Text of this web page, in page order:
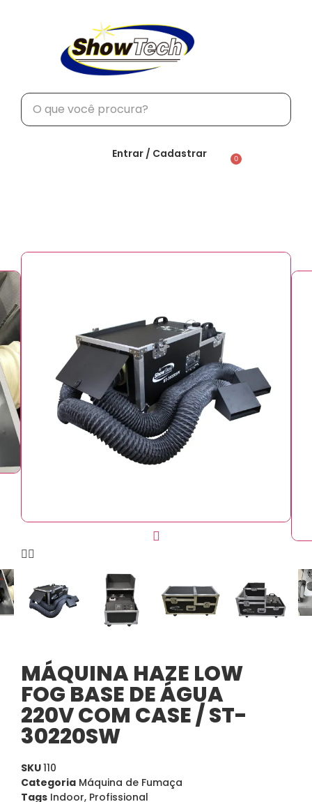
Entrar / Cadastrar 0
MÁQUINA HAZE LOW
FOG BASE DE ÁGUA
220V COM CASE / ST-
30220SW
SKU110
Categoria Máquina de Fumaça
Tags Indoor, Profissional